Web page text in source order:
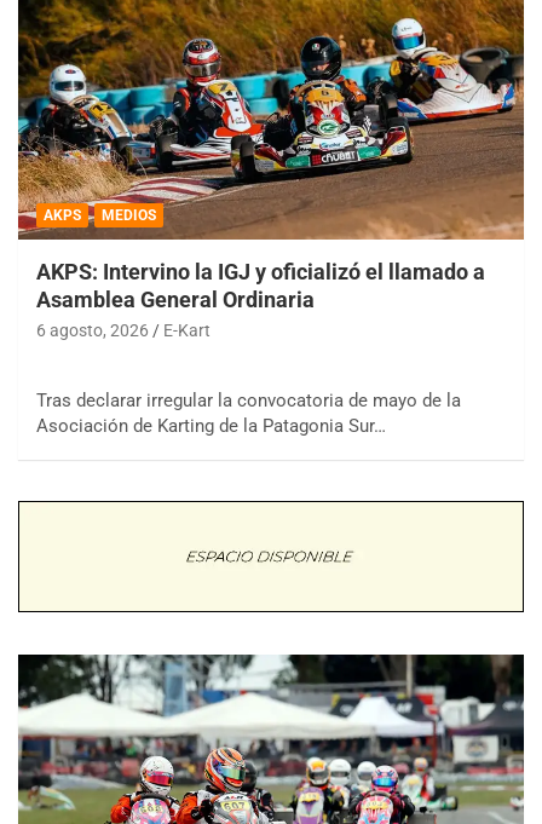
AKPS MEDIOS
AKPS: Intervino la IGJ y oficializó el llamado a
Asamblea General Ordinaria
6 agosto, 2026 E-Kart
Tras declarar irregular la convocatoria de mayo de la
Asociación de Karting de la Patagonia Sur…